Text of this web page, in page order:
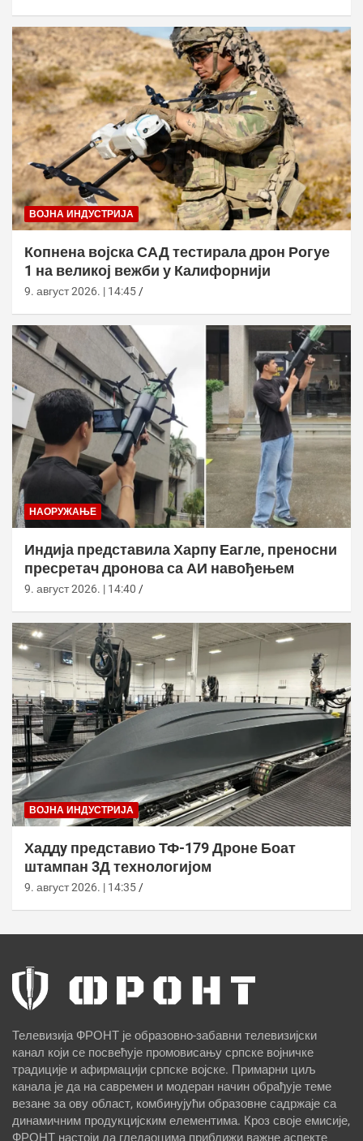
ВОЈНА ИНДУСТРИЈА
Копнена војска САД тестирала дрон Рогуе
1 на великој вежби у Калифорнији
9. август 2026. | 14:45
НАОРУЖАЊЕ
Индија представила Харпy Еагле, преносни
пресретач дронова са АИ навођењем
9. август 2026. | 14:40
ВОЈНА ИНДУСТРИЈА
Хаддy представио ТФ-179 Дроне Боат
штампан 3Д технологијом
9. август 2026. | 14:35
Телевизија ФРОНТ је образовно-забавни телевизијски
канал који се посвећује промовисању српске војничке
традиције и афирмацији српске војске. Примарни циљ
канала је да на савремен и модеран начин обрађује теме
везане за ову област, комбинујући образовне садржаје са
динамичним продукцијским елементима. Кроз своје емисије,
ФРОНТ настоји да гледаоцима приближи важне аспекте